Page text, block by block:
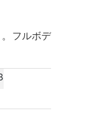
フルボデ